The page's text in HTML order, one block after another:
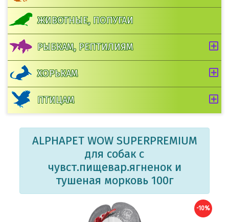
ЖИВОТНЫЕ, ПОПУГАИ
РЫБКАМ, РЕПТИЛИЯМ
ХОРЬКАМ
ПТИЦАМ
ALPHAPET WOW SUPERPREMIUM
для собак с
чувст.пищевар.ягненок и
тушеная морковь 100г
-10%